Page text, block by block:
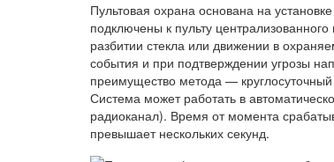
Пультовая охрана основана на
подключены к пульту
разбитии стекла или движении в
события и при подтверждении угрозы
преимущество метода —
Система может работать в
радиоканал). Время от момента
превышает нескольких секунд.